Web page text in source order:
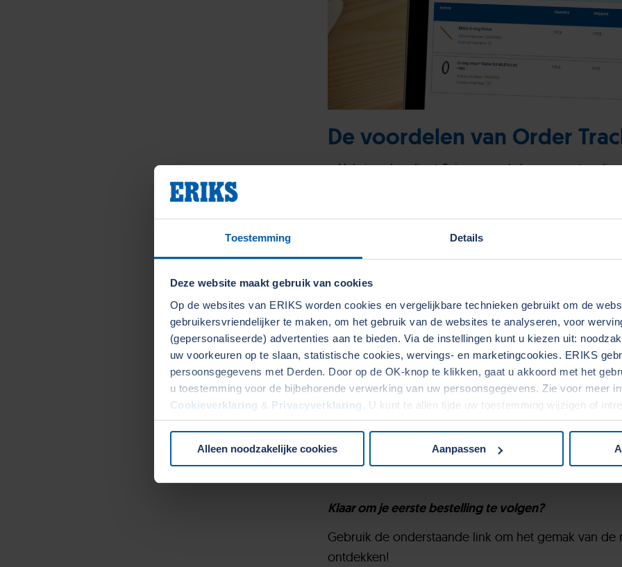
Toestemming Details
Deze website maakt gebruik van cookies
Op de websites van ERIKS worden cookies en vergelijkbare technieken gebruikt om de
gebruikersvriendelijker te maken, om het gebruik van de websites te analyseren, voor
(gepersonaliseerde) advertenties aan te bieden. Via de instellingen kunt u kiezen uit:
uw voorkeuren op te slaan, statistische cookies, wervings- en marketingcookies. ERIKS
persoonsgegevens met Derden. Door op de OK-knop te klikken, gaat u akkoord met het
u toestemming voor de bijbehorende verwerking van uw persoonsgegevens. Zie voor meer
Cookieverklaring & Privacyverklaring . U kunt te allen tijde uw toestemming wijzigen of
onze website.
Alleen noodzakelijke cookies Aanpassen
De voordelen van Order
Volg je orders direct. Er is geen webshop account nodig.
Volg je bestellingen en leveringen, ongeacht de manier
telefonisch of via EDI.
Volg voortaan elk artikel in
verbeterde tracking functie
Met onze verbeterde functionaliteit voor het volgen
precies zien welke items zich in een levering
niet meer te zoeken welke tracking link bij welke
duidelijke informatie over verwachte leveringsdata,
afzonderlijk item.
Meerdere zendingen?Geen probleem
Zelfs als jouw bestelling is verdeeld over
artikelen in elke zending zitten en wanneer ze bij je
Klaar om je eerste bestelling te volgen?
Gebruik de onderstaande link om het gemak van
ontdekken!